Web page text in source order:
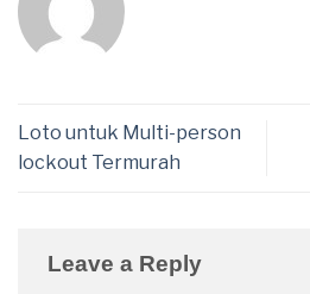
Loto untuk Multi-person
lockout Termurah
Leave a Reply